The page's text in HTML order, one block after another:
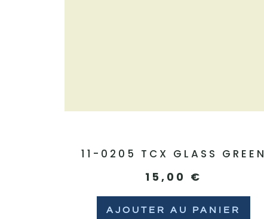
11-0205 TCX GLASS GREEN
15,00 €
AJOUTER AU PANIER